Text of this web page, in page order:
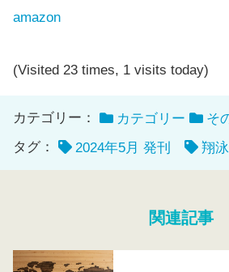
amazon
(Visited 23 times, 1 visits today)
カテゴリー： カテゴリー
そ
タグ：
2024年5月 発刊 翔
関連記事